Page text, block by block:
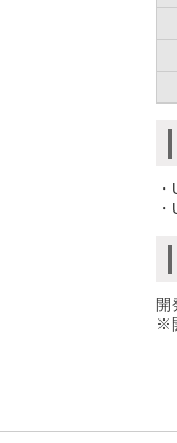
開
※